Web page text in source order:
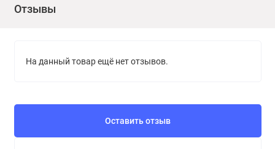
Отзывы
На данный товар ещё нет отзывов.
Оставить отзыв